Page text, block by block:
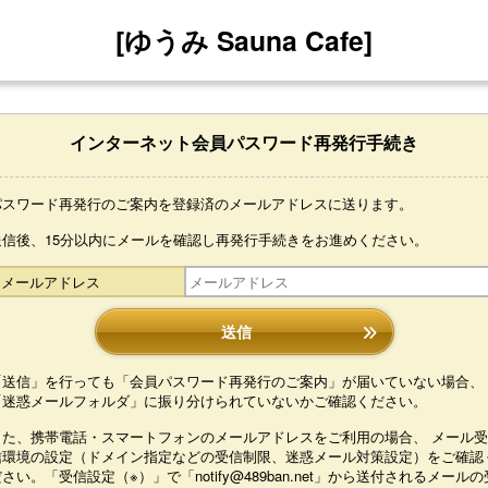
[ゆうみ Sauna Cafe]
インターネット会員パスワード再発行手続き
ワード再発行のご案内を登録済のメールアドレスに送ります。
後、15分以内にメールを確認し再発行手続きをお進めください。
メールアドレス
送信
信」を行っても「会員パスワード再発行のご案内」が届いていない場合、
惑メールフォルダ」に振り分けられていないかご確認ください。
、携帯電話・スマートフォンのメールアドレスをご利用の場合、 メール受
境の設定（ドメイン指定などの受信制限、迷惑メール対策設定）をご確認
い。「受信設定（※）」で「notify@489ban.net」から送付されるメールの